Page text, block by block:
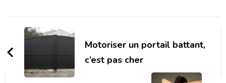
Navigation
d'article
Motoriser un portail battant,
c’est pas cher